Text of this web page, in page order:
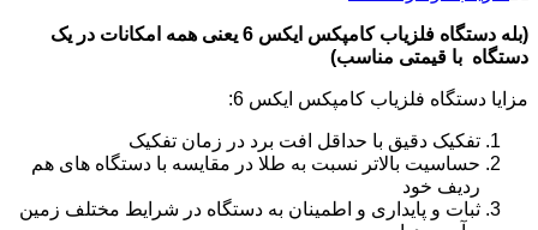
(بله دستگاه فلزیاب کامپکس ایکس 6 یعنی همه امکانات در یک
دستگاه با قیمتی مناسب)
مزایا دستگاه فلزیاب کامپکس ایکس 6:
تفکیک دقیق با حداقل افت برد در زمان تفکیک
حساسیت بالاتر نسبت به طلا در مقایسه با دستگاه های هم
ردیف خود
ثبات و پایداری و اطمینان به دستگاه در شرایط مختلف زمین